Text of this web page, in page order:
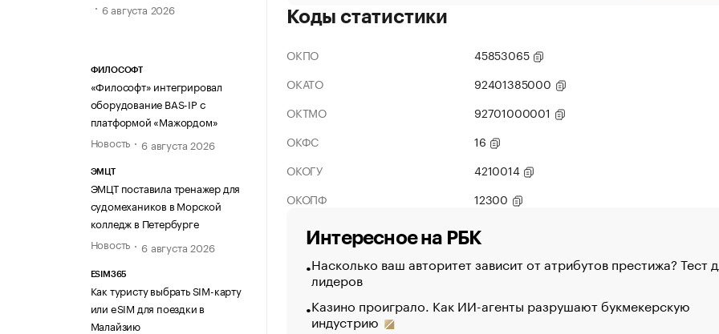
6 августа 2026
ФИЛОСОФТ
«Философт» интегрировал
оборудование BAS-IP с
платформой «Мажордом»
Новость
6 августа 2026
ЭМЦТ
ЭМЦТ поставила тренажер для
судомехаников в Морской
колледж в Петербурге
Новость
6 августа 2026
ESIM365
Как туристу выбрать SIM-карту
или eSIM для поездки в
Малайзию
Коды статистики
ОКПО
45853065
ОКАТО
92401385000
ОКТМО
92701000001
ОКФС
16
ОКОГУ
4210014
ОКОПФ
12300
Интересное на РБК
Насколько ваш авторитет зависит от атрибутов престижа? Тест
лидеров
Казино проиграло. Как ИИ-агенты разрушают букмекерскую
индустрию